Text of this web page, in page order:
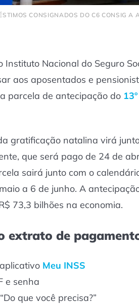
CONSIGNADOS DO C6 CONSIG A
Nacional do Seguro
aos aposentados e
parcela de antecipação do 13º
gratificação natalina virá
que será pago de 24 de
sairá junto com o
a 6 de junho. A
73,3 bilhões na economia.
extrato de
Meu INSS
e senha
que você precisa?”